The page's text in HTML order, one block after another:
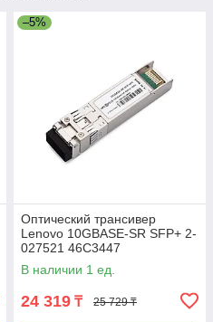
–5%
Оптический трансивер
Lenovo 10GBASE-SR SFP+ 2-
027521 46C3447
В наличии 1 ед.
24 319 ₸ 25 729 ₸